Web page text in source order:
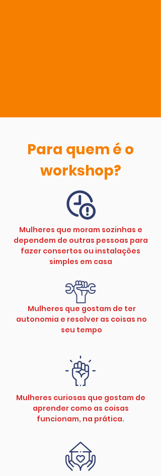
Para quem é o
workshop?
Mulheres que moram sozinhas e
dependem de outras pessoas para
fazer consertos ou instalações
simples em casa
Mulheres que gostam de ter
autonomia e resolver as coisas no
seu tempo
Mulheres curiosas que gostam de
aprender como as coisas
funcionam, na prática.